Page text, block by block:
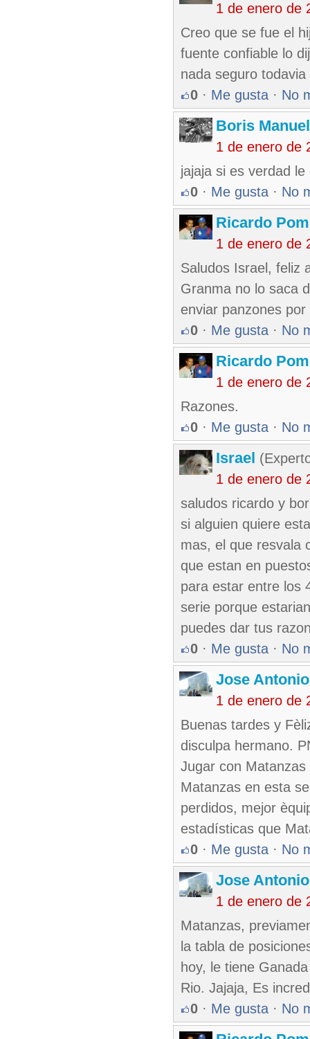
1 de enero de
Creo que se fue el
fuente confiable lo
nada seguro
0 · Me gusta · No
Boris
1 de enero de
jajaja si es verdad
0 · Me gusta · No
Ricardo
1 de enero de
Saludos Israel, feliz
Granma no lo saca
enviar panzones
0 · Me gusta · No
Ricardo
1 de enero de
Razones.
0 · Me gusta · No
Israel
1 de enero de
saludos ricardo y
si alguien quiere
mas, el que resvala
que estan en
para estar entre los
serie porque
puedes dar tus
0 · Me gusta · No
Jose
1 de enero de
Buenas tardes y
disculpa hermano.
Jugar con
Matanzas en esta
perdidos, mejor
estadísticas que
0 · Me gusta · No
Jose
1 de enero de
Matanzas,
la tabla de
hoy, le tiene
Rio. Jajaja, Es
0 · Me gusta · No